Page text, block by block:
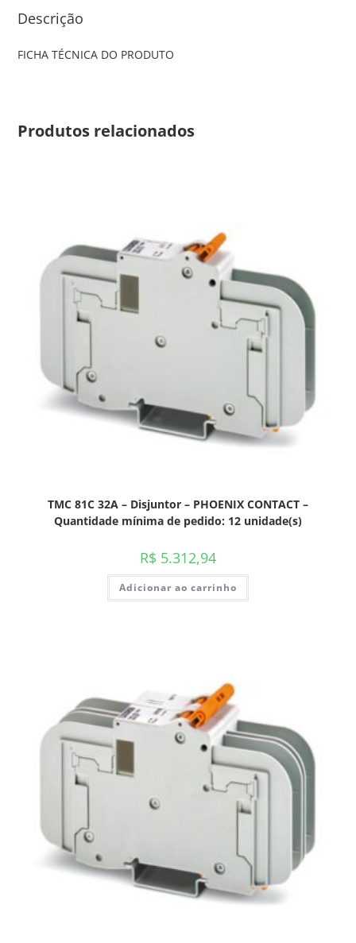
Descrição
FICHA TÉCNICA DO PRODUTO
Produtos relacionados
TMC 81C 32A – Disjuntor – PHOENIX CONTACT –
Quantidade mínima de pedido: 12 unidade(s)
R$ 5.312,94
Adicionar ao carrinho